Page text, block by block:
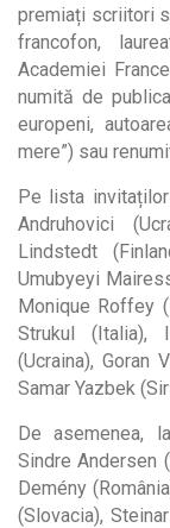
premiați scriitori
francofon,
Academiei
numită de
europeni,
mere”) sau
Pe lista
Andruhovici
Lindstedt
Umubyeyi
Monique Roffey
Strukul (Italia),
(Ucraina), Goran
Samar Yazbek
De asemenea,
Sindre Andersen
Demény
(Slovacia),